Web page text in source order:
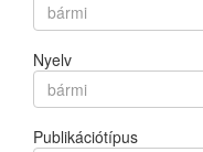
bármi
Nyelv
bármi
Publikációtípus